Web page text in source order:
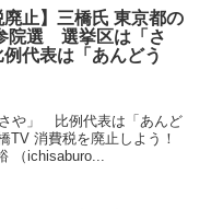
廃止】三橋氏 東京都の
院選 選挙区は「さ
代表は「あんどう
や」 比例代表は「あんど
TV 消費税を廃止しよう！
（ichisaburo...